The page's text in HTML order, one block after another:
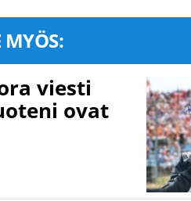
MYÖS:
viesti
ovat